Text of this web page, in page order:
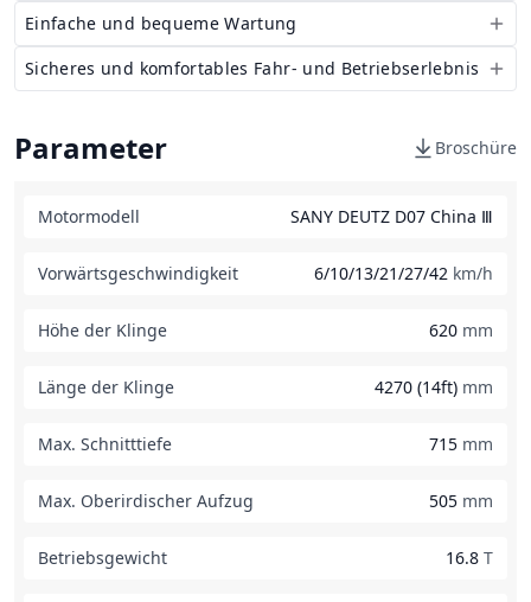
Einfache und bequeme Wartung
Sicheres und komfortables Fahr- und Betriebserlebnis
Parameter Broschüre
Motormodell SANY DEUTZ D07 China Ⅲ
Vorwärtsgeschwindigkeit 6/10/13/21/27/42 km/h
Höhe der Klinge 620 mm
Länge der Klinge 4270 (14ft) mm
Max. Schnitttiefe 715 mm
Max. Oberirdischer Aufzug 505 mm
Betriebsgewicht 16.8 T